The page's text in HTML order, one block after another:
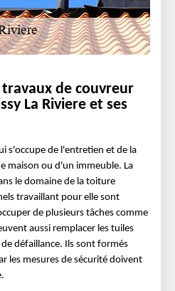
de couvreur
La Riviere et ses
s'occupe de l'entretien et de la
maison ou d'un immeuble. La
le domaine de la toiture
travaillant pour elle sont
de plusieurs tâches comme
aussi remplacer les tuiles
défaillance. Ils sont formés
les mesures de sécurité doivent